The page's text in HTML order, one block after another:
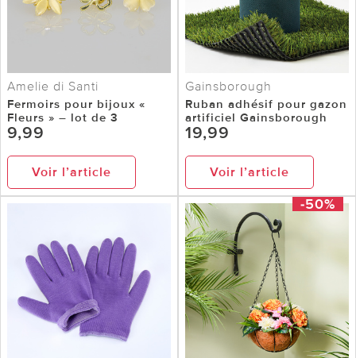
Amelie di Santi
Fermoirs pour bijoux «
Fleurs » – lot de 3
9,99
Voir l’article
Gainsborough
Ruban adhésif pour gazon
artificiel Gainsborough
19,99
Voir l’article
-50%